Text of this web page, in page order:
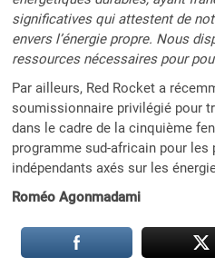
significatives qui attestent de
envers l’énergie propre. Nous
ressources nécessaires pour
Par ailleurs, Red Rocket a
soumissionnaire privilégié pour
dans le cadre de la cinquième
programme sud-africain pour les
indépendants axés sur les
Roméo Agonmadami